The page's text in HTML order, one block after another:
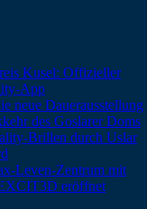
Kusel: Offizieller
App
neue Dauerausstellung
des Goslarer Doms
Brillen durch Uslar
Leven-Zentrum mit
eröffnet